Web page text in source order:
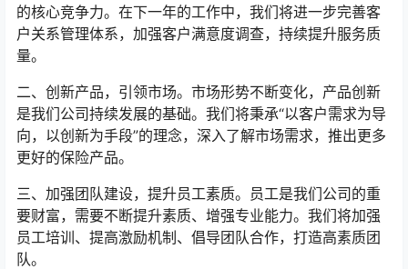
的核心竞争力。在下一年的工作中，我们将进一步完善客
户关系管理体系，加强客户满意度调查，持续提升服务质
量。
二、创新产品，引领市场。市场形势不断变化，产品创新
是我们公司持续发展的基础。我们将秉承“以客户需求为导
向，以创新为手段”的理念，深入了解市场需求，推出更多
更好的保险产品。
三、加强团队建设，提升员工素质。员工是我们公司的重
要财富，需要不断提升素质、增强专业能力。我们将加强
员工培训、提高激励机制、倡导团队合作，打造高素质团
队。